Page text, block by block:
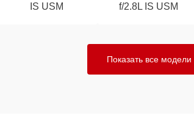
IS USM
f/2.8L IS USM
Показать все модели